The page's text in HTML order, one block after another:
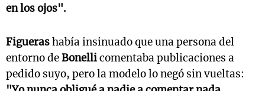
en los ojos".
Figuerashabía insinuado que una persona del
entorno deBonellicomentaba publicaciones a
pedido suyo, pero la modelo lo negó sin vueltas: